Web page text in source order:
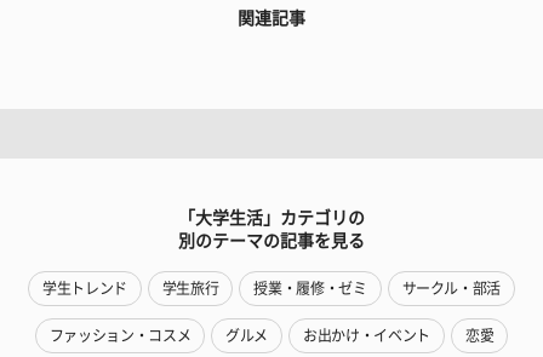
関連記事
「大学生活」カテゴリの
別のテーマの記事を見る
学生トレンド 学生旅行 授業・履修・ゼミ サークル・部活
ファッション・コスメ グルメ お出かけ・イベント 恋愛